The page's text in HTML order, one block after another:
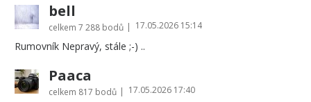
bell
celkem 7 288 bodů | 17.05.2026 15:14
Rumovník Nepravý, stále ;-) ..
Paaca
celkem 817 bodů | 17.05.2026 17:40